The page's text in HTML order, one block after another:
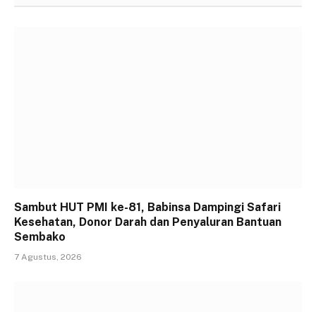
Sambut HUT PMI ke-81, Babinsa Dampingi Safari
Kesehatan, Donor Darah dan Penyaluran Bantuan
Sembako
7 Agustus, 2026